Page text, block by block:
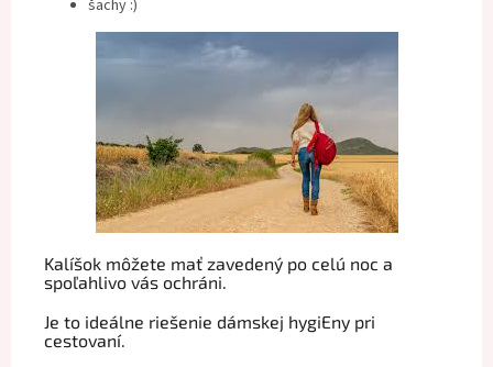
šachy :)
Kalíšok môžete mať zavedený po celú noc a
spoľahlivo vás ochráni.
Je to ideálne riešenie dámskej hygiEny pri
cestovaní.